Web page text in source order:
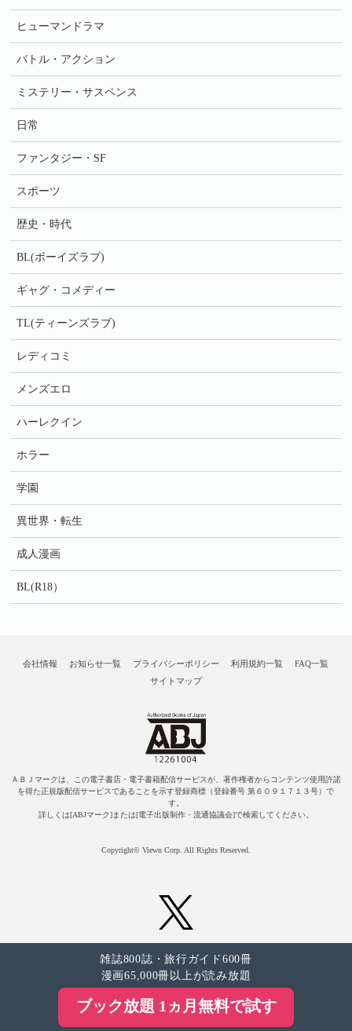
ヒューマンドラマ
バトル・アクション
ミステリー・サスペンス
日常
ファンタジー・SF
スポーツ
歴史・時代
BL(ボーイズラブ)
ギャグ・コメディー
TL(ティーンズラブ)
レディコミ
メンズエロ
ハーレクイン
ホラー
学園
異世界・転生
成人漫画
BL(R18）
会社情報 お知らせ一覧 プライバシーポリシー 利用規約一覧
FAQ一覧
サイトマップ
ＡＢＪマークは、この電子書店・電子書籍配信サービスが、著作権者からコンテンツ使用許諾
を得た正規版配信サービスであることを示す登録商標（登録番号 第６０９１７１３号）で
す。
詳しくは[ABJマーク]または[電子出版制作・流通協議会]で検索してください。
Copyright© Viewn Corp. All Rights Reserved.
雑誌800誌・旅行ガイド600冊
漫画65,000冊以上が読み放題
ブック放題 1ヵ月無料で試す